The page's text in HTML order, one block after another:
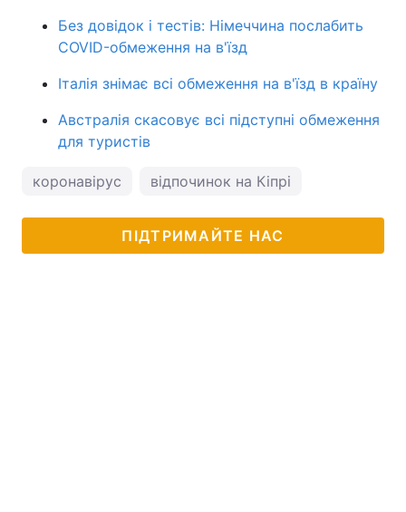
Без довідок і тестів: Німеччина послабить
COVID-обмеження на в'їзд
Італія знімає всі обмеження на в'їзд в країну
Австралія скасовує всі підступні обмеження
для туристів
коронавірус відпочинок на Кіпрі
ПІДТРИМАЙТЕ НАС